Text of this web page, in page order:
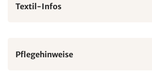
Textil-Infos
Pflegehinweise